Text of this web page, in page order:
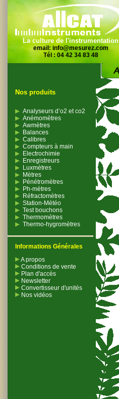
La culture de l'instrumentation
email: info@mesurez.com
Tél : 04 42 34 83 48
Nos produits
Analyseurs d’o2 et co2
Anémomètres
Awmètres
Balances
Calibres
Compteurs à main
Electrochimie
Enregistreurs
Luxmètres
Mètres
Pénétromètres
Ph-mètres
Réfractomètres
Station-Météo
Test bouchons
Thermomètres
Thermo-hygromètres
Informations Générales
A propos
Conditions de vente
Plan d'accès
Newsletter
Convertisseur d'unités
Nos vidéos